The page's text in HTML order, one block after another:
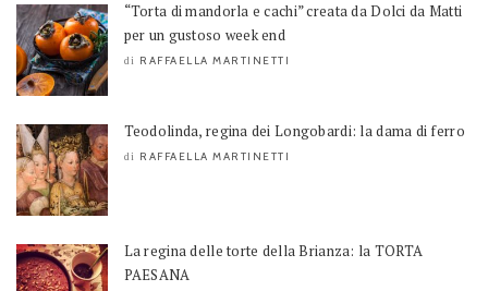
“Torta di mandorla e cachi” creata da Dolci da Matti
per un gustoso week end
di RAFFAELLA MARTINETTI
Teodolinda, regina dei Longobardi: la dama di ferro
di RAFFAELLA MARTINETTI
La regina delle torte della Brianza: la TORTA
PAESANA